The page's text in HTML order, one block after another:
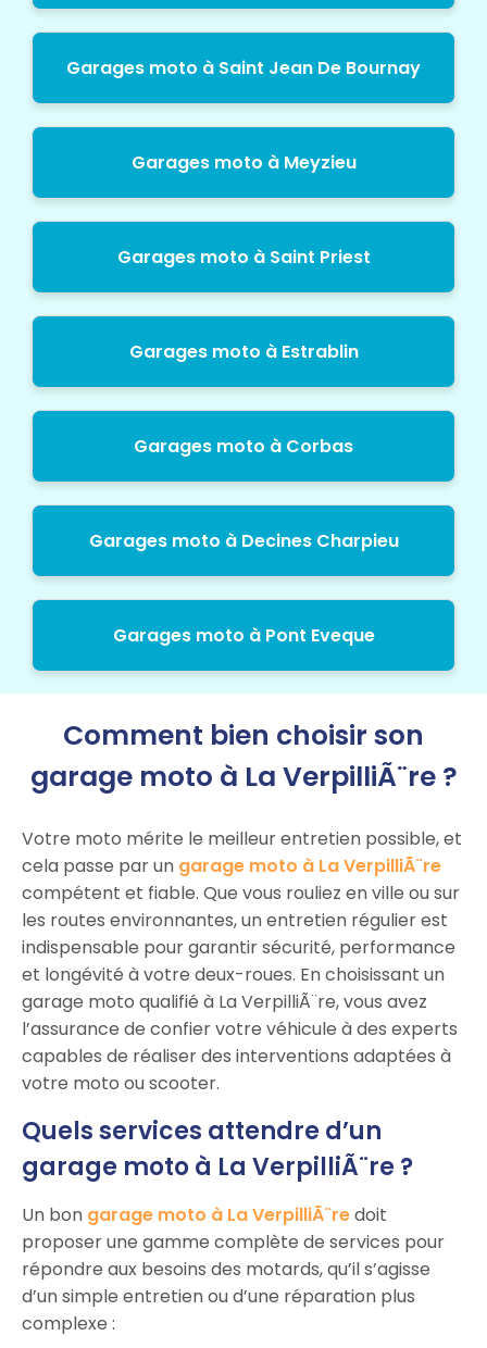
Garages moto à Saint Jean De Bournay
Garages moto à Meyzieu
Garages moto à Saint Priest
Garages moto à Estrablin
Garages moto à Corbas
Garages moto à Decines Charpieu
Garages moto à Pont Eveque
Comment bien choisir son
garage moto à La VerpilliÃ¨re ?
Votre moto mérite le meilleur entretien possible, et
cela passe par un garage moto à La VerpilliÃ¨re
compétent et fiable. Que vous rouliez en ville ou sur
les routes environnantes, un entretien régulier est
indispensable pour garantir sécurité, performance
et longévité à votre deux-roues. En choisissant un
garage moto qualifié à La VerpilliÃ¨re, vous avez
l’assurance de confier votre véhicule à des experts
capables de réaliser des interventions adaptées à
votre moto ou scooter.
Quels services attendre d’un
garage moto à La VerpilliÃ¨re ?
Un bon garage moto à La VerpilliÃ¨redoit
proposer une gamme complète de services pour
répondre aux besoins des motards, qu’il s’agisse
d’un simple entretien ou d’une réparation plus
complexe :